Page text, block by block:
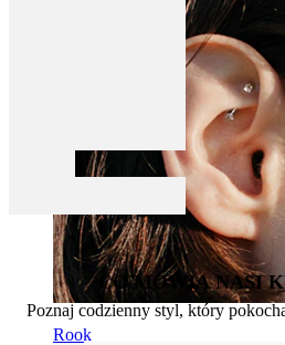
Rook
CO MÓWIĄ NASI
Poznaj codzienny styl, który